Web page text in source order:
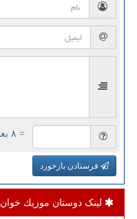
= ۸ بعلاوه ۳
فرستادن بازخورد
لینک دوستان موزیك خوان